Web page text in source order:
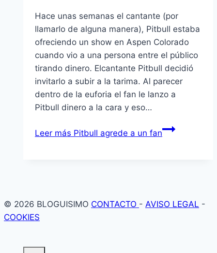
Hace unas semanas el cantante (por
llamarlo de alguna manera), Pitbull estaba
ofreciendo un show en Aspen Colorado
cuando vio a una persona entre el público
tirando dinero. Elcantante Pitbull decidió
invitarlo a subir a la tarima. Al parecer
dentro de la euforia el fan le lanzo a
Pitbull dinero a la cara y eso…
Leer más Pitbull agrede a un fan
© 2026 BLOGUISIMO CONTACTO - AVISO LEGAL -
COOKIES